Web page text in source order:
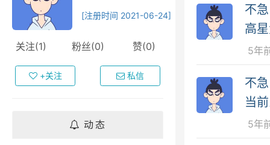
[注册时间 2021-06-24]
关注(1) 粉丝(0) 赞(0)
+关注 私信
动态
不急
高
5年
不急
当
5年